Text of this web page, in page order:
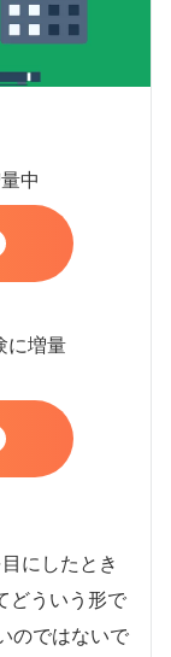
中
に増量
にしたとき
どういう形で
のではないで